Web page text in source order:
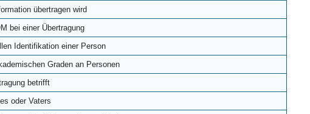
übertragen wird
bei einer Übertragung
Identifikation einer Person
Graden an Personen
betrifft
oder Vaters